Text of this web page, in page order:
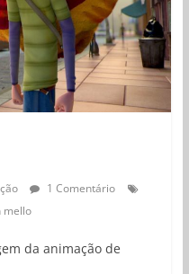
1 Comentário
mello
da animação de